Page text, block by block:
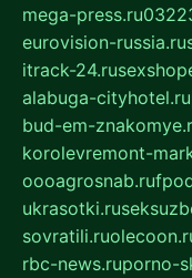
mega-press.ru
eurovision-russia.ru
itrack-24.ru
alabuga-cityhotel.ru
bud-em-
korolevremont-
oooagrosnab.ru
ukrasotki.ru
sovratili.ru
rbc-news.ruporno-